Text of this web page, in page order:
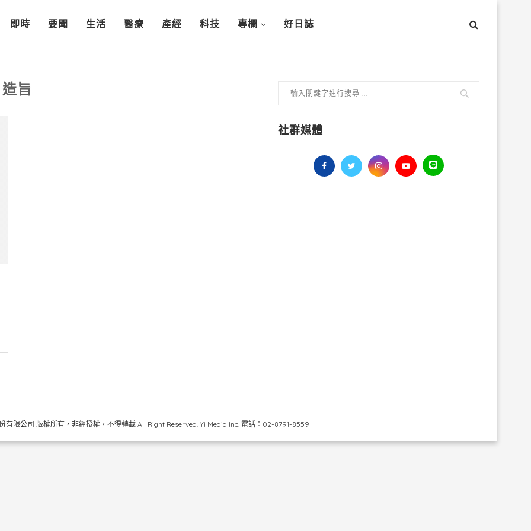
即時 要聞 生活 醫療 產經 科技 專欄 好日誌
造旨
社群媒體
有限公司 版權所有，非經授權，不得轉載 All Right Reserved. Yi Media Inc. 電話：02-8791-8559